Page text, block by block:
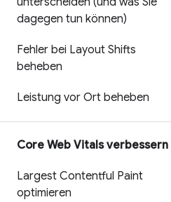
dagegen tun können)
Fehler bei Layout Shifts
beheben
Leistung vor Ort beheben
Core Web Vitals verbessern
Largest Contentful Paint
optimieren